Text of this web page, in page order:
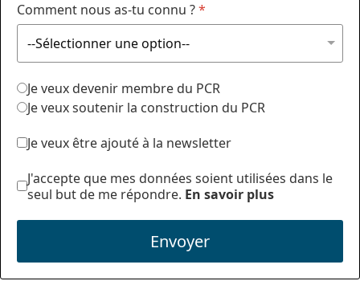
Comment nous as-tu connu ?*
Je veux devenir membre du PCR
Je veux soutenir la construction du PCR
Je veux être ajouté à la newsletter
J'accepte que mes données soient utilisées dans le
seul but de me répondre. En savoir plus
Envoyer